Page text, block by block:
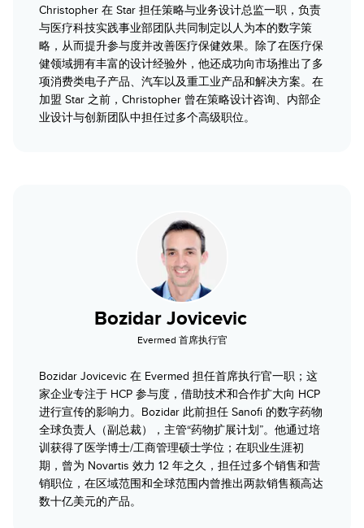
Christopher 在 Star 担任策略与业务设计总监一职，负责
与医疗科技实践事业部团队共同制定以人为本的数字策
略，从而提升参与度并改善医疗保健效果。除了在医疗保
健领域拥有丰富的设计经验外，他还成功向市场推出了多
项消费类电子产品、汽车以及重工业产品和解决方案。在
加盟 Star 之前，Christopher 曾在策略设计咨询、内部企
业设计与创新团队中担任过多个高级职位。
Bozidar Jovicevic
Evermed 首席执行官
Bozidar Jovicevic 在 Evermed 担任首席执行官一职；这
家企业专注于 HCP 参与度，借助技术和合作扩大向 HCP
进行宣传的影响力。Bozidar 此前担任 Sanofi 的数字药物
全球负责人（副总裁），主管“药物扩展计划”。他通过培
训获得了医学博士/工商管理硕士学位；在职业生涯初
期，曾为 Novartis 效力 12 年之久，担任过多个销售和营
销职位，在区域范围和全球范围内曾推出两款销售额高达
数十亿美元的产品。